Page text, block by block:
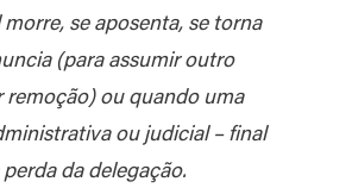
se aposenta, se torna
(para assumir outro
ou quando uma
ou judicial – final
da delegação.